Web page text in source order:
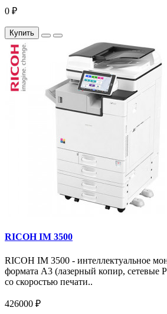
0 ₽
Купить
RICOH IM 3500
RICOH IM 3500 - интеллектуальное
формата А3 (лазерный копир, сетевые
со скоростью печати..
426000 ₽